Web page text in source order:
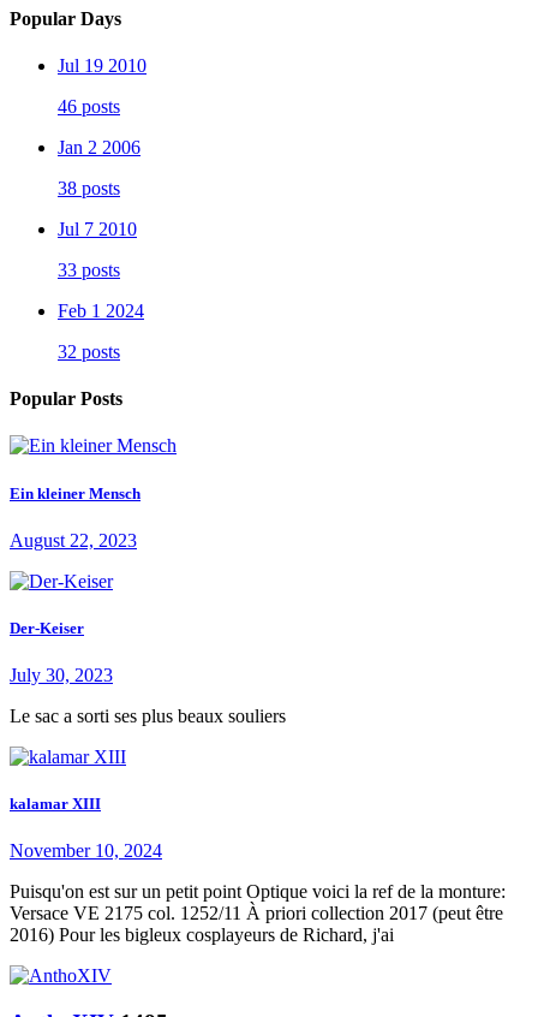
Popular Days
Jul 19 2010
46 posts
Jan 2 2006
38 posts
Jul 7 2010
33 posts
Feb 1 2024
32 posts
Popular Posts
Ein kleiner Mensch
August 22, 2023
Der-Keiser
July 30, 2023
Le sac a sorti ses plus beaux souliers
kalamar XIII
November 10, 2024
Puisqu'on est sur un petit point Optique voici la ref de la monture:
Versace VE 2175 col. 1252/11 À priori collection 2017 (peut être
2016) Pour les bigleux cosplayeurs de Richard, j'ai